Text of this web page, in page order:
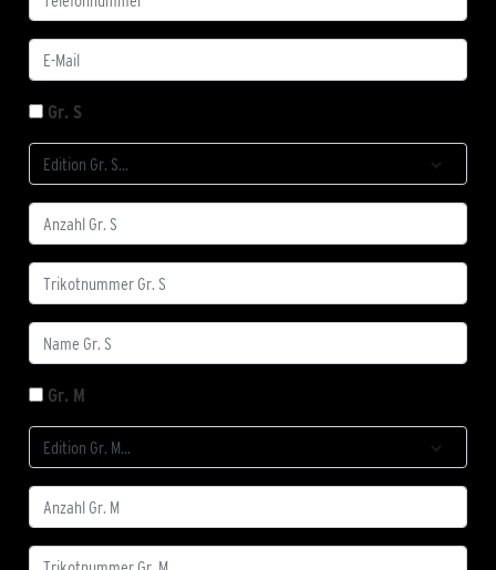
Gr. S
Gr. M